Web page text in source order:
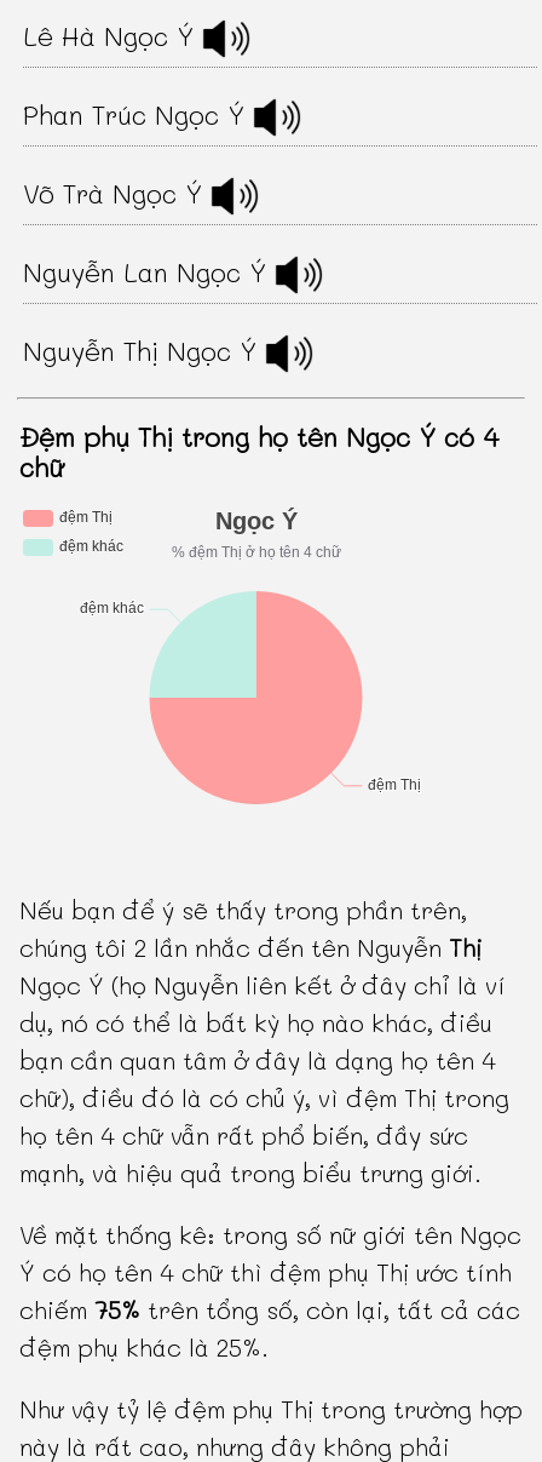
Lê Hà Ngọc Ý
Phan Trúc Ngọc Ý
Võ Trà Ngọc Ý
Nguyễn Lan Ngọc Ý
Nguyễn Thị Ngọc Ý
Đệm phụ Thị trong họ tên Ngọc Ý có 4
chữ
Nếu bạn để ý sẽ thấy trong phần trên,
chúng tôi 2 lần nhắc đến tên Nguyễn Thị
Ngọc Ý (họ Nguyễn liên kết ở đây chỉ là ví
dụ, nó có thể là bất kỳ họ nào khác, điều
bạn cần quan tâm ở đây là dạng họ tên 4
chữ), điều đó là có chủ ý, vì đệm Thị trong
họ tên 4 chữ vẫn rất phổ biến, đầy sức
mạnh, và hiệu quả trong biểu trưng giới.
Về mặt thống kê: trong số nữ giới tên Ngọc
Ý có họ tên 4 chữ thì đệm phụ Thị ước tính
chiếm75% trên tổng số, còn lại, tất cả các
đệm phụ khác là 25%.
Như vậy tỷ lệ đệm phụ Thị trong trường hợp
này là rất cao, nhưng đây không phải